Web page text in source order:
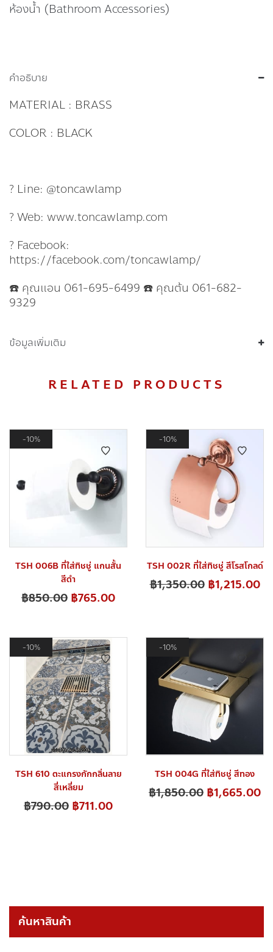
ห้องน้ำ (Bathroom Accessories)
คำอธิบาย
MATERIAL : BRASS
COLOR : BLACK
? Line: @toncawlamp
? Web: www.toncawlamp.com
? Facebook:
https://facebook.com/toncawlamp/
☎️ คุณแอน 061-695-6499 ☎️ คุณต้น 061-682-
9329
ข้อมูลเพิ่มเติม
RELATED PRODUCTS
10%
TSH 006B ที่ใส่ทิชชู่ แกนสั้น
สีดำ
฿850.00 ฿765.00
10%
TSH 002R ที่ใส่ทิชชู่ สีโรสโกลด์
฿1,350.00 ฿1,215.00
10%
TSH 610 ตะแกรงกักกลิ่นลาย
สี่เหลี่ยม
฿790.00 ฿711.00
10%
TSH 004G ที่ใส่ทิชชู่ สีทอง
฿1,850.00 ฿1,665.00
ค้นหาสินค้า